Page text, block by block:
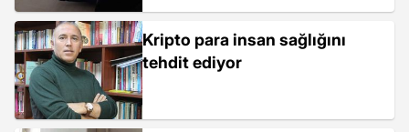
Kripto para insan sağlığını
tehdit ediyor